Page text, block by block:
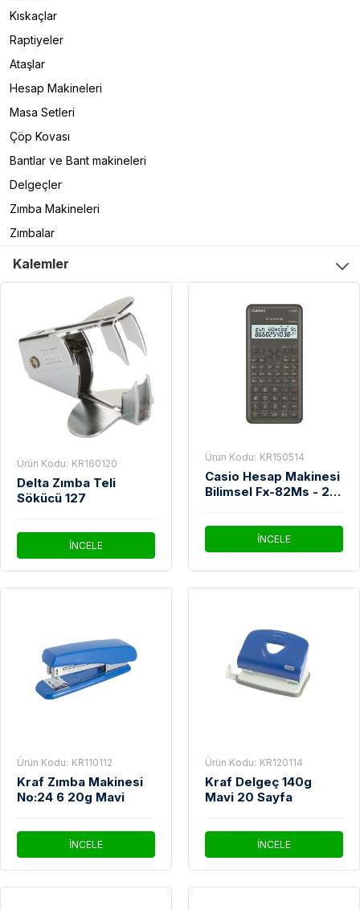
Kıskaçlar
Raptiyeler
Ataşlar
Hesap Makineleri
Masa Setleri
Çöp Kovası
Bantlar ve Bant makineleri
Delgeçler
Zımba Makineleri
Zımbalar
Kalemler
Ürün Kodu: KR160120
Delta Zımba Teli
Sökücü 127
İNCELE
Ürün Kodu: KR150514
Casio Hesap Makinesi
Bilimsel Fx-82Ms - 2 -
İNCELE
Ürün Kodu: KR110112
Kraf Zımba Makinesi
No:24 6 20g Mavi
İNCELE
Ürün Kodu: KR120114
Kraf Delgeç 140g
Mavi 20 Sayfa
İNCELE